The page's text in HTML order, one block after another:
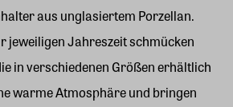
aus unglasiertem Porzellan.
jeweiligen Jahreszeit schmücken
in verschiedenen Größen erhältlich
warme Atmosphäre und bringen